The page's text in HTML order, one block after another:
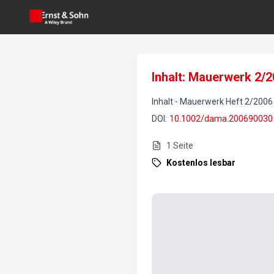
Inhalt: Mauerwerk 2/
Inhalt - Mauerwerk Heft 2/2006
DOI : 10.1002/dama.200690030
1 Seite
Kostenlos lesbar